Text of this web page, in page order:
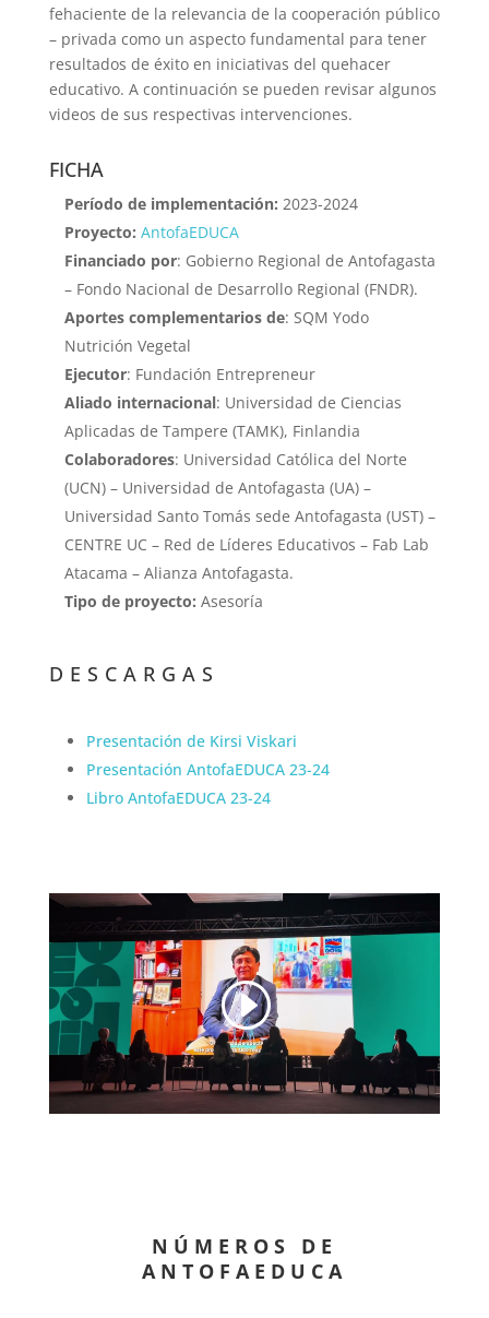
fehaciente de la relevancia de la cooperación público
– privada como un aspecto fundamental para tener
resultados de éxito en iniciativas del quehacer
educativo. A continuación se pueden revisar algunos
videos de sus respectivas intervenciones.
FICHA
Período de implementación: 2023-2024
Proyecto: AntofaEDUCA
Financiado por: Gobierno Regional de Antofagasta
– Fondo Nacional de Desarrollo Regional (FNDR).
Aportes complementarios de: SQM Yodo
Nutrición Vegetal
Ejecutor: Fundación Entrepreneur
Aliado internacional: Universidad de Ciencias
Aplicadas de Tampere (TAMK), Finlandia
Colaboradores: Universidad Católica del Norte
(UCN) – Universidad de Antofagasta (UA) –
Universidad Santo Tomás sede Antofagasta (UST) –
CENTRE UC – Red de Líderes Educativos – Fab Lab
Atacama – Alianza Antofagasta.
Tipo de proyecto: Asesoría
DESCARGAS
Presentación de Kirsi Viskari
Presentación AntofaEDUCA 23-24
Libro AntofaEDUCA 23-24
NÚMEROS DE
ANTOFAEDUCA